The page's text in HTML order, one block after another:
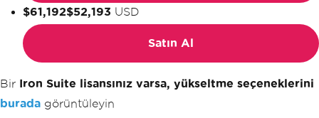
$61,192$52,193 USD
Satın Al
Bir
Iron Suite lisansınız varsa, yükseltme seçeneklerini
burada görüntüleyin